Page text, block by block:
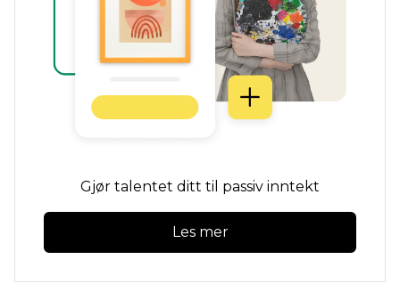
Gjør talentet ditt til passiv inntekt
Les mer